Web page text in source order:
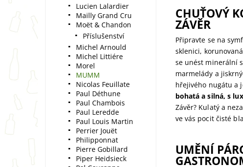
CHUŤOVÝ
ZÁVĚR
Připravte se na
sklenici,
se unést minerální
marmelády a
hřejivého nugátu a
bohatá a silná, s
Závěr? Kulatý a
ve vás pocit čisté
UMĚNÍ
Lucien Lalardier
Mailly Grand Cru
Moët & Chandon
Příslušenství
Michel Arnould
Michel Littiére
Morel
MUMM
Nicolas Feuillate
Paul Déthune
Paul Chambois
Paul Leredde
Paul Louis Martin
Perrier Jouët
Philipponnat
Pierre Gobillard
Piper Heidsieck